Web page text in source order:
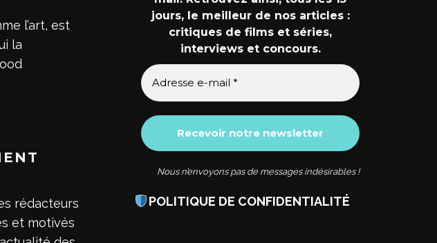
l’art, est
la
rédacteurs
et motivés
jours, le meilleur de nos articles :
critiques de films et séries,
interviews et concours.
Nous n’envoyons pas de messages indésirables !
POLITIQUE DE CONFIDENTIALITÉ